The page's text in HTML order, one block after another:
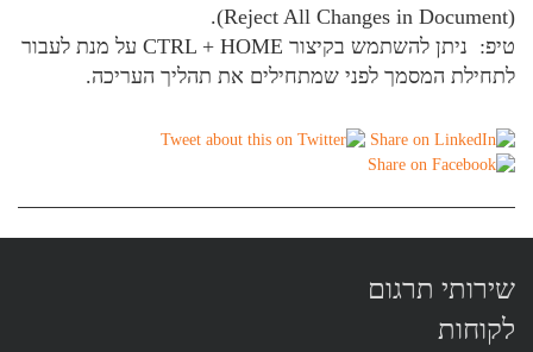
(Reject All Changes in Document).
טיפ: ניתן להשתמש בקיצור CTRL + HOME על מנת לעבור
לתחילת המסמך לפני שמתחילים את תהליך העריכה.
שירותי תרגום
לקוחות